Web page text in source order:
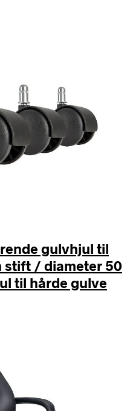
gulvhjul til
stift / diameter 50
til hårde gulve